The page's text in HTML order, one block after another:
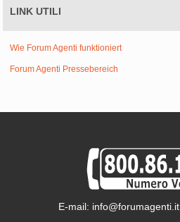
LINK UTILI
Wie Forum Agenti funktioniert
Forum Agenti Pressebereich
E-mail: info@forumagenti.it